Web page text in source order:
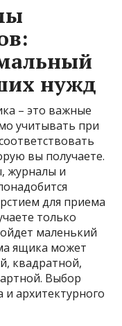
нужд
– это важные
учитывать при
вы получаете.
журналы и
для приема
только
маленький
ящика может
квадратной,
Выбор
архитектурного